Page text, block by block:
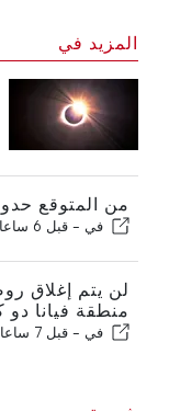
المزيد في
من المتوقع
في - قبل 6 ساعات
لن يتم إغلاق
منطقة فيانا دو
في - قبل 7 ساعات